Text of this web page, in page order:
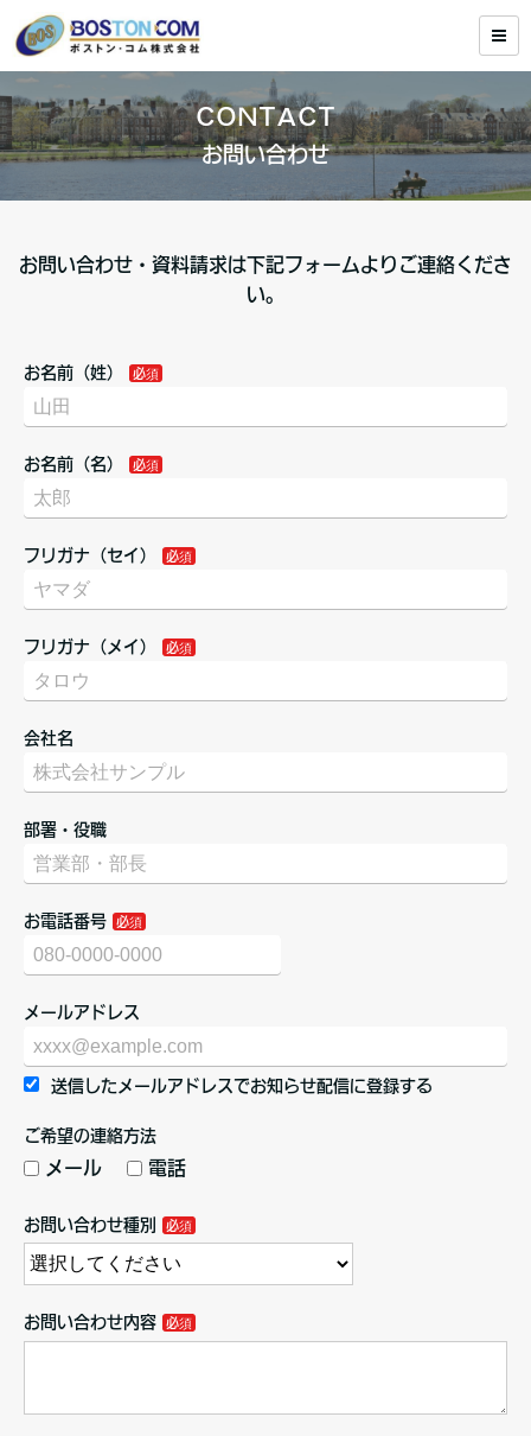
CONTACT
お問い合わせ
お問い合わせ・資料請求は下記フォームよりご連絡くださ
い。
お名前（姓）
お名前（名）
フリガナ（セイ）
フリガナ（メイ）
会社名
部署・役職
お電話番号
メールアドレス
送信したメールアドレスでお知らせ配信に登録する
ご希望の連絡方法
メール 電話
お問い合わせ種別
お問い合わせ内容